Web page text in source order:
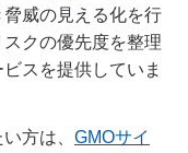
威の見える化を行
クの優先度を整理
スを提供していま
方は、 GMOサイ